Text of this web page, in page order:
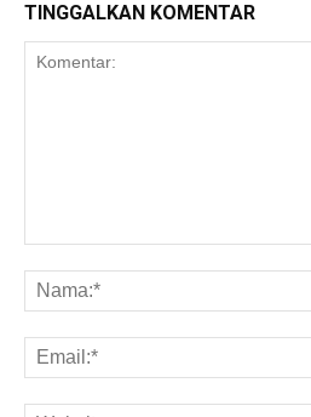
TINGGALKAN KOMENTAR